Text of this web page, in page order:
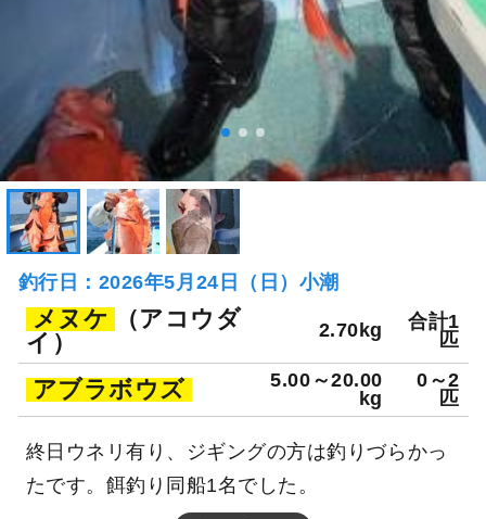
釣行日：2026年5月24日（日）小潮
メヌケ
（アコウダ
イ）
2.70kg
合計1
匹
アブラボウズ
5.00～20.00
kg
0～2
匹
終日ウネリ有り、ジギングの方は釣りづらかっ
たです。餌釣り同船1名でした。